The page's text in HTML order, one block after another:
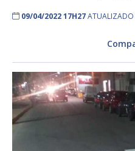
09/04/2022 17H27ATUALIZADO